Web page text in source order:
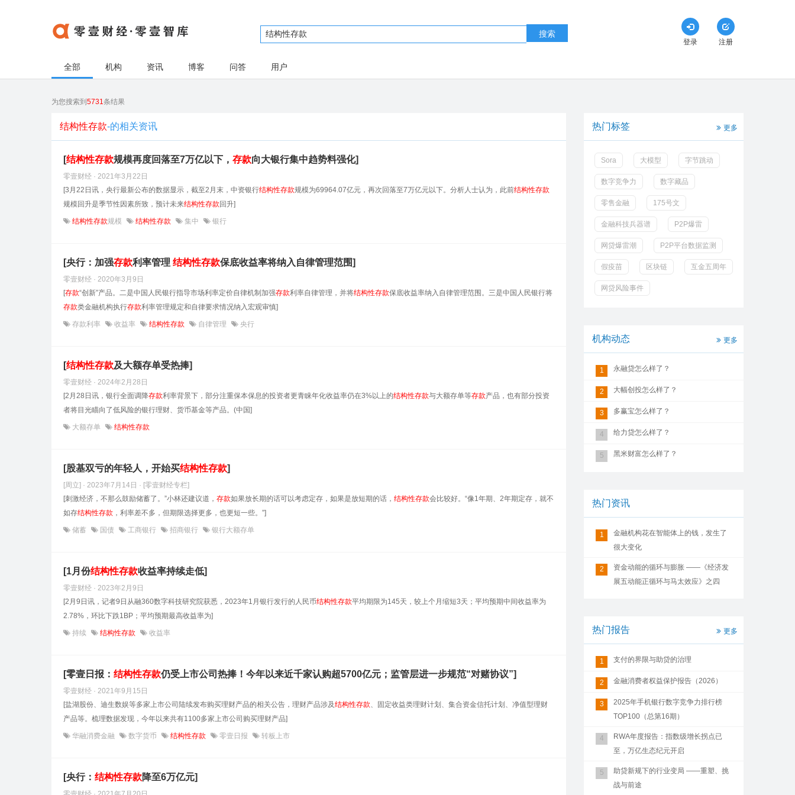
搜索
登录 注册
全部 机构 资讯 博客 问答 用户
为您搜索到 5731条结果
结构性存款-的相关资讯
[结构性存款规模再度回落至7万亿以下， 存款向大银行集中趋势料强化]
零壹财经 · 2021年3月22日
[3月22日讯，央行最新公布的数据显示，截至2月末，中资银行结构性存款规模为69964.07亿元，再次回落至7万亿元以下。分析人士认为，此前结构性存款
规模回升是季节性因素所致，预计未来结构性存款 回升]
结构性存款规模 结构性存款 集中 银行
[央行：加强存款利率管理 结构性存款保底收益率将纳入自律管理范围]
零壹财经 · 2020年3月9日
[存款“创新”产品。二是中国人民银行指导市场利率定价自律机制加强存款利率自律管理，并将结构性存款保底收益率纳入自律管理范围。三是中国人民银行将
存款类金融机构执行存款利率管理规定和自律要求情况纳入宏观审慎]
存款利率 收益率 结构性存款 自律管理 央行
[结构性存款及大额存单受热捧]
零壹财经 · 2024年2月28日
[2月28日讯，银行全面调降存款利率背景下，部分注重保本保息的投资者更青睐年化收益率仍在3%以上的结构性存款与大额存单等存款产品，也有部分投资
者将目光瞄向了低风险的银行理财、货币基金等产品。(中国]
大额存单 结构性存款
[股基双亏的年轻人，开始买结构性存款]
[周立] · 2023年7月14日 · [零壹财经专栏]
[刺激经济，不那么鼓励储蓄了。”小林还建议道， 存款如果放长期的话可以考虑定存，如果是放短期的话， 结构性存款会比较好。“像1年期、2年期定存，就不
如存结构性存款 ，利率差不多，但期限选择更多，也更短一些。”]
储蓄 国债 工商银行 招商银行 银行大额存单
[1月份结构性存款收益率持续走低]
零壹财经 · 2023年2月9日
[2月9日讯，记者9日从融360数字科技研究院获悉，2023年1月银行发行的人民币结构性存款平均期限为145天，较上个月缩短3天；平均预期中间收益率为
2.78%，环比下跌1BP；平均预期最高收益率为]
持续 结构性存款 收益率
[零壹日报： 结构性存款仍受上市公司热捧！今年以来近千家认购超5700亿元；监管层进一步规范“对赌协议”]
零壹财经 · 2021年9月15日
[盐湖股份、迪生数娱等多家上市公司陆续发布购买理财产品的相关公告，理财产品涉及结构性存款、固定收益类理财计划、集合资金信托计划、净值型理财
产品等。梳理数据发现，今年以来共有1100多家上市公司购买理财产品]
华融消费金融 数字货币 结构性存款 零壹日报 转板上市
[央行： 结构性存款降至6万亿元]
热门标签 更多
Sora 大模型 字节跳动
数字竞争力 数字藏品
零售金融 175号文
金融科技兵器谱 P2P爆雷
网贷爆雷潮 P2P平台数据监测
假疫苗 区块链 互金五周年
网贷风险事件
机构动态 更多
1 永融贷怎么样了？
2 大幅创投怎么样了？
3 多赢宝怎么样了？
4 给力贷怎么样了？
5 黑米财富怎么样了？
热门资讯
1
金融机构花在智能体上的钱，发生了
很大变化
2
资金动能的循环与膨胀 ——《经济发
展五动能正循环与马太效应》之四
热门报告 更多
1 支付的界限与助贷的治理
2 金融消费者权益保护报告（2026）
3
2025年手机银行数字竞争力排行榜
TOP100（总第16期）
4
RWA年度报告：指数级增长拐点已
至，万亿生态纪元开启
5
助贷新规下的行业变局 ——重塑、挑
战与前途